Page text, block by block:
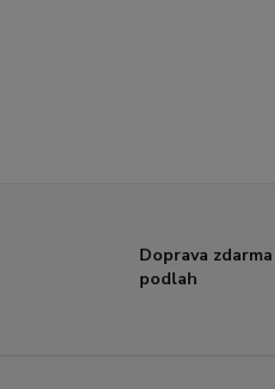
Doprava
podlah